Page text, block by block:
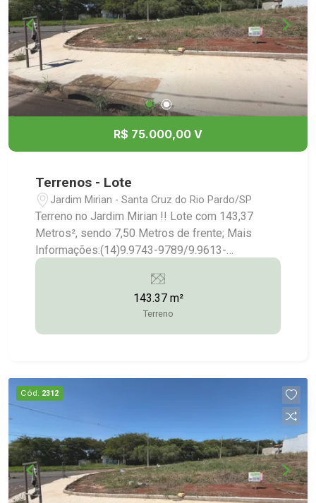
R$ 75.000,00 V
Terrenos - Lote
Jardim Mirian - Santa Cruz do Rio Pardo/SP
Terreno no Jardim Mirian !! Lote com 143,37
Metros², sendo 7,50 Metros de frente; Mais
Informações:(14)9.9743-9789/9.9613-
5228/3372-2528
143.37 m²
Terreno
Cód. 2312